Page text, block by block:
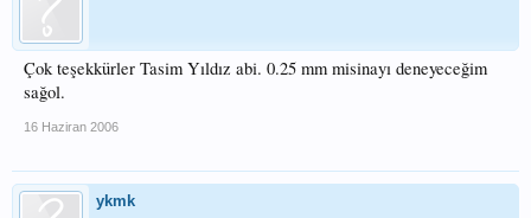
Çok teşekkürler Tasim Yıldız abi. 0.25 mm misinayı deneyeceğim
sağol.
16 Haziran 2006
ykmk